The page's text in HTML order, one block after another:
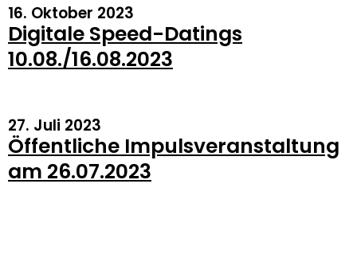
16. Oktober 2023
Digitale Speed-Datings
10.08./16.08.2023
27. Juli 2023
Öffentliche Impulsveranstaltung
am 26.07.2023